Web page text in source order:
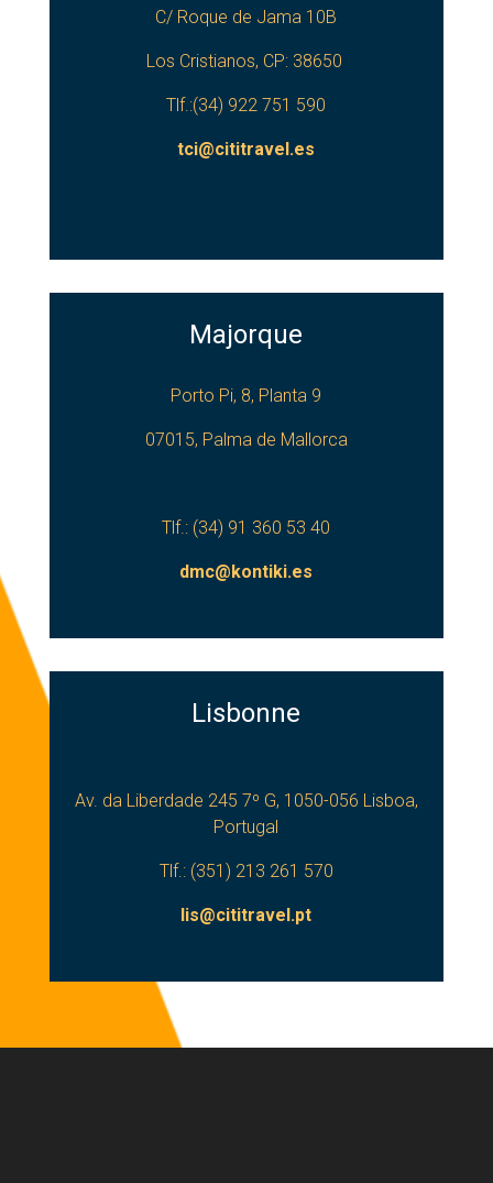
C/ Roque de Jama 10B
Los Cristianos, CP: 38650
Tlf.:(34) 922 751 590
tci@cititravel.es
Majorque
Porto Pi, 8, Planta 9
07015, Palma de Mallorca
Tlf.: (34) 91 360 53 40
dmc@kontiki.es
Lisbonne
Av. da Liberdade 245 7º G, 1050-056 Lisboa,
Portugal
Tlf.: (351) 213 261 570
lis@cititravel.pt